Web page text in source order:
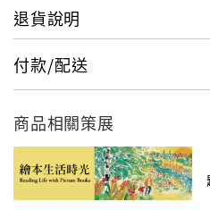
A face is a poem with all
together, adding up to
Have you ever stopped
forever, or do they
change faces to see
eyes? What if eyelashes
退貨說明
付款/配送
商品相關策展